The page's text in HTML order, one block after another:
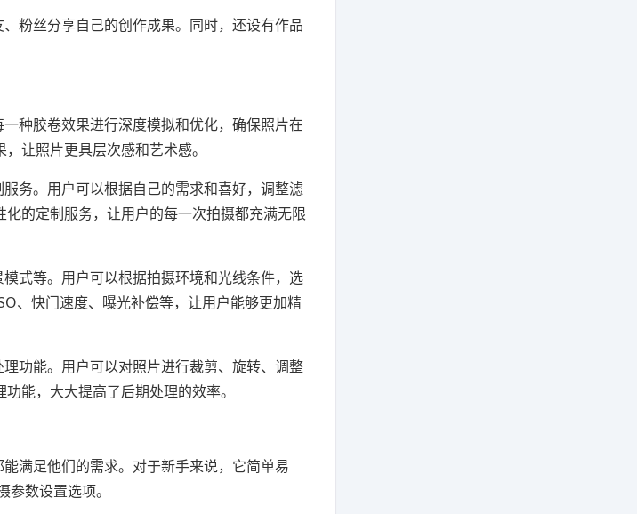
粉丝分享自己的创作成果。同时，还设有作品
种胶卷效果进行深度模拟和优化，确保照片在
让照片更具层次感和艺术感。
务。用户可以根据自己的需求和喜好，调整滤
的定制服务，让用户的每一次拍摄都充满无限
式等。用户可以根据拍摄环境和光线条件，选
、快门速度、曝光补偿等，让用户能够更加精
功能。用户可以对照片进行裁剪、旋转、调整
能，大大提高了后期处理的效率。
满足他们的需求。对于新手来说，它简单易
数设置选项。